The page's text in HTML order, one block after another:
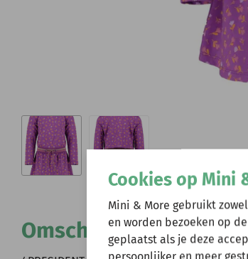
Omschrijving
Wij
Cookies op Mini
Mini & More gebruikt
en worden bezoeken op
geplaatst als je deze
persoonlijker en meer